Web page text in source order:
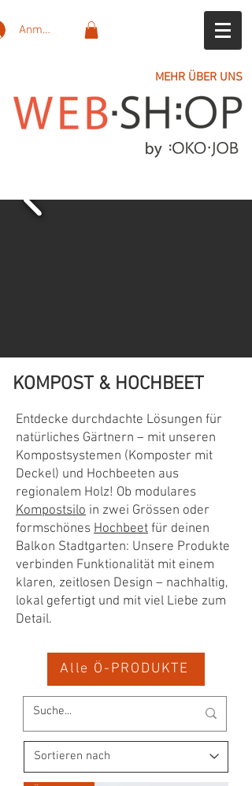
Anmelden
MEHR ÜBER UNS
KOMPOST & HOCHBEET
Entdecke durchdachte Lösungen für
natürliches Gärtnern – mit unseren
Kompostsystemen (Komposter mit
Deckel) und Hochbeeten aus
regionalem Holz! Ob modulares
Kompostsilo in zwei Grössen oder
formschönes Hochbeet für deinen
Balkon Stadtgarten: Unsere Produkte
verbinden Funktionalität mit einem
klaren, zeitlosen Design – nachhaltig,
lokal gefertigt und mit viel Liebe zum
Detail.
Alle Ö-PRODUKTE